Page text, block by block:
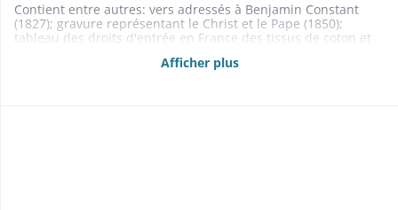
Contient entre autres: vers adressés à Benjamin Constant
(1827); gravure représentant le Christ et le Pape (1850);
tableau des droits d'entrée en France des tissus de coton et
Afficher plus